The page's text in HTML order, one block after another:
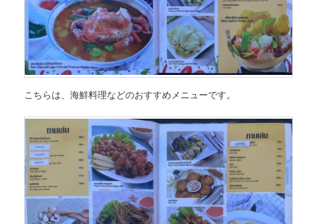
こちらは、海鮮料理などのおすすめメニューです。